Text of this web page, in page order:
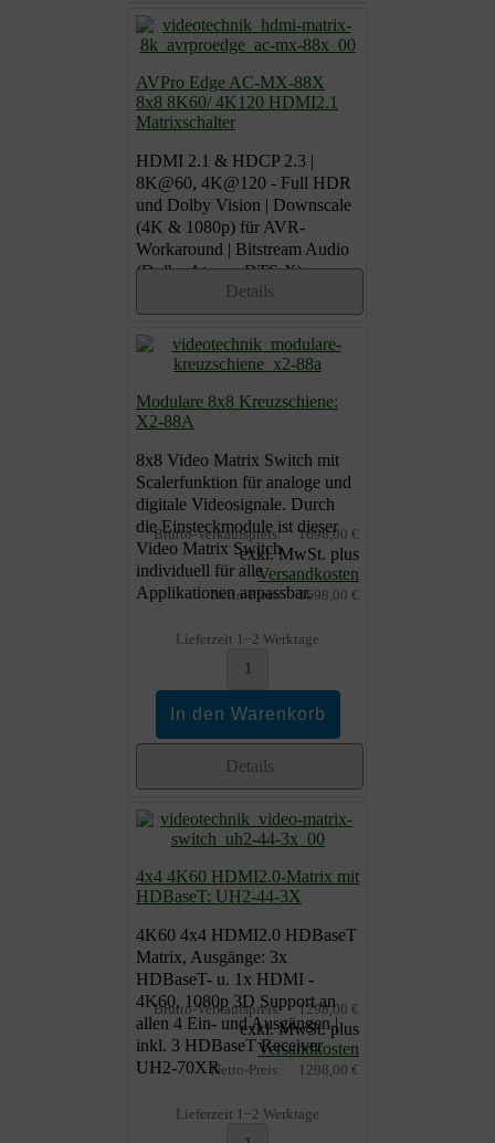
AVPro Edge AC-MX-88X
8x8 8K60/ 4K120 HDMI2.1
Matrixschalter
HDMI 2.1 & HDCP 2.3 |
8K@60, 4K@120 - Full HDR
und Dolby Vision | Downscale
(4K & 1080p) für AVR-
Workaround | Bitstream Audio
(Dolby Atmos, DTS-X)
Details
Modulare 8x8 Kreuzschiene:
X2-88A
8x8 Video Matrix Switch mit
Scalerfunktion für analoge und
digitale Videosignale. Durch
die Einsteckmodule ist dieser
Video Matrix Switch
individuell für alle
Applikationen anpassbar.
Brutto-Verkaufspreis: 1698,00 €
exkl. MwSt. plus
Versandkosten
Netto-Preis: 1698,00 €
Lieferzeit 1−2 Werktage
Details
4x4 4K60 HDMI2.0-Matrix mit
HDBaseT: UH2-44-3X
4K60 4x4 HDMI2.0 HDBaseT
Matrix, Ausgänge: 3x
HDBaseT- u. 1x HDMI -
4K60, 1080p 3D Support an
allen 4 Ein- und Ausgängen |
inkl. 3 HDBaseT Receiver
UH2-70XR
Brutto-Verkaufspreis: 1298,00 €
exkl. MwSt. plus
Versandkosten
Netto-Preis: 1298,00 €
Lieferzeit 1−2 Werktage